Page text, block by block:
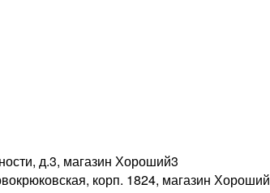
д.3, магазин Хороший3
корп. 1824, магазин Хороший